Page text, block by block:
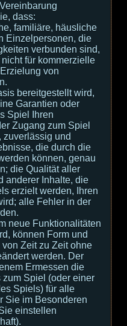
dass:
familiäre, häusliche
Einzelpersonen, die
verbunden sind,
für kommerzielle
von
bereitgestellt wird,
Garantien oder
Spiel Ihren
Zugang zum Spiel
zuverlässig und
die durch die
können, genau
die Qualität aller
anderer Inhalte, die
erzielt werden, Ihren
alle Fehler in der
neue Funktionalitäten
können Form und
Zeit zu Zeit ohne
werden. Der
Ermessen die
Spiel (oder einer
Spiels) für alle
Sie im Besonderen
einstellen